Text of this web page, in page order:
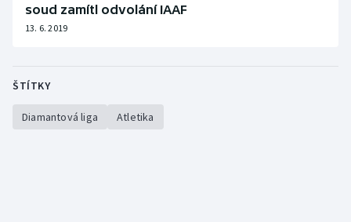
Plážový volejbal
Rychlobruslení
soud zamítl odvolání IAAF
13. 6. 2019
ŠTÍTKY
Diamantová liga Atletika